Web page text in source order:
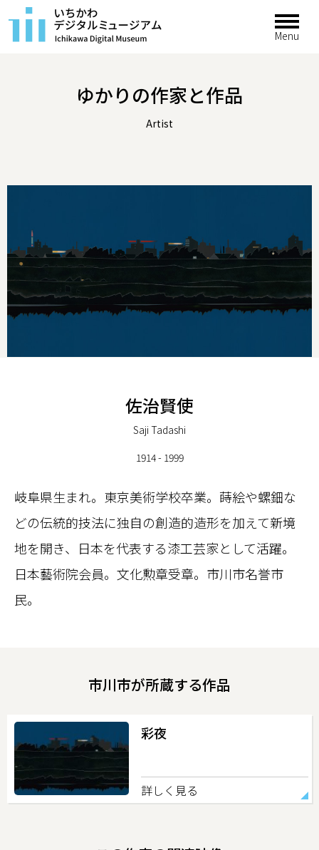
ゆかりの作家と作品
Artist
佐治賢使
Saji Tadashi
1914 - 1999
岐阜県生まれ。東京美術学校卒業。蒔絵や螺鈿な
どの伝統的技法に独自の創造的造形を加えて新境
地を開き、日本を代表する漆工芸家として活躍。
日本藝術院会員。文化勲章受章。市川市名誉市
民。
市川市が所蔵する作品
彩夜
詳しく見る